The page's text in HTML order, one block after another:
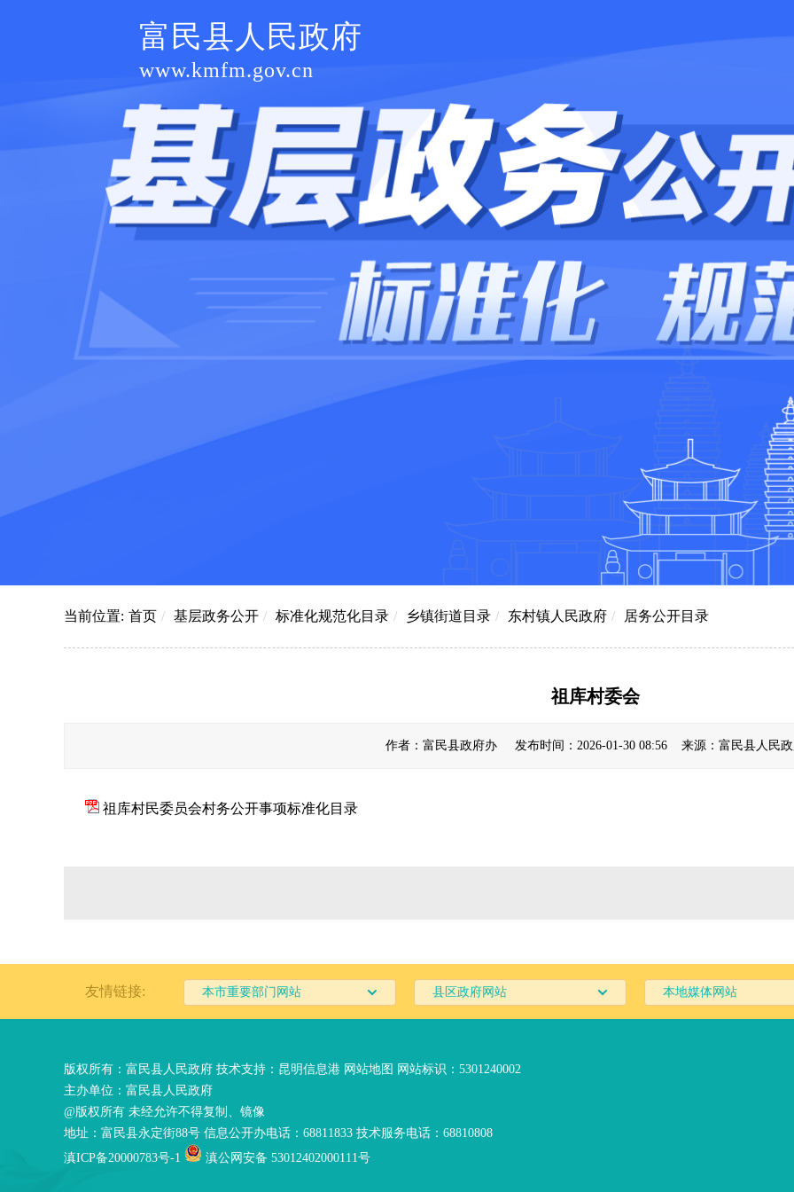
富民县人民政府
www.kmfm.gov.cn
当前位置: 首页 / 基层政务公开 / 标准化规范化目录 / 乡镇街道目录 / 东村镇人民政府 / 居务公开目录
祖库村委会
作者：富民县政府办 发布时间：2026-01-30 08:56 来源：富民县人民
祖库村民委员会村务公开事项标准化目录
友情链接: 本市重要部门网站 县区政府网站 本地媒体网站
版权所有：富民县人民政府 技术支持： 昆明信息港 网站地图 网站标识：5301240002
主办单位：富民县人民政府
@版权所有 未经允许不得复制、镜像
地址：富民县永定街88号 信息公开办电话：68811833 技术服务电话：68810808
滇ICP备20000783号-1
滇公网安备 53012402000111号